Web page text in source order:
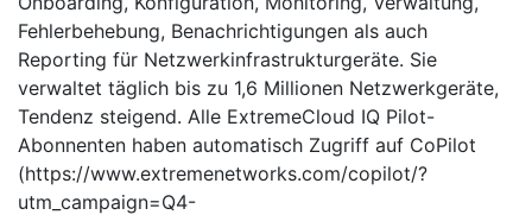
Fehlerbehebung, Benachrichtigungen als auch
Reporting für Netzwerkinfrastrukturgeräte. Sie
verwaltet täglich bis zu 1,6 Millionen Netzwerkgeräte,
Tendenz steigend. Alle ExtremeCloud IQ Pilot-
Abonnenten haben automatisch Zugriff auf CoPilot
(https://www.extremenetworks.com/copilot/?
utm_campaign=Q4-